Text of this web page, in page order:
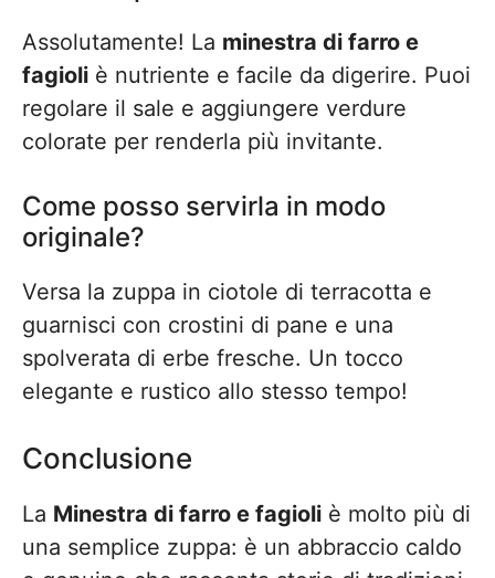
Assolutamente! La minestra di farro e
fagioli è nutriente e facile da digerire. Puoi
regolare il sale e aggiungere verdure
colorate per renderla più invitante.
Come posso servirla in modo
originale?
Versa la zuppa in ciotole di terracotta e
guarnisci con crostini di pane e una
spolverata di erbe fresche. Un tocco
elegante e rustico allo stesso tempo!
Conclusione
La Minestra di farro e fagioli è molto più di
una semplice zuppa: è un abbraccio caldo